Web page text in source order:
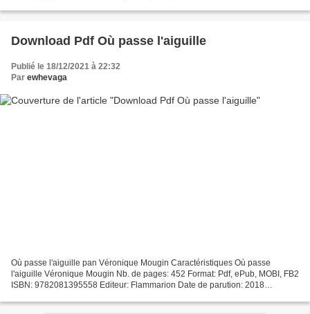
Download Pdf Où passe l'aiguille
Publié le 18/12/2021 à 22:32
Par ewhevaga
Où passe l'aiguille pan Véronique Mougin Caractéristiques Où passe
l'aiguille Véronique Mougin Nb. de pages: 452 Format: Pdf, ePub, MOBI, FB2
ISBN: 9782081395558 Editeur: Flammarion Date de parution: 2018